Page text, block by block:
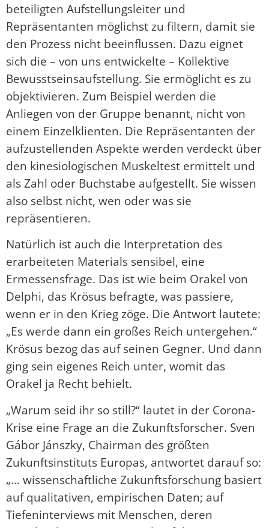
beteiligten Aufstellungsleiter und
Repräsentanten möglichst zu filtern, damit sie
den Prozess nicht beeinflussen. Dazu eignet
sich die – von uns entwickelte – Kollektive
Bewusstseinsaufstellung. Sie ermöglicht es zu
objektivieren. Zum Beispiel werden die
Anliegen von der Gruppe benannt, nicht von
einem Einzelklienten. Die Repräsentanten der
aufzustellenden Aspekte werden verdeckt über
den kinesiologischen Muskeltest ermittelt und
als Zahl oder Buchstabe aufgestellt. Sie wissen
also selbst nicht, wen oder was sie
repräsentieren.
Natürlich ist auch die Interpretation des
erarbeiteten Materials sensibel, eine
Ermessensfrage. Das ist wie beim Orakel von
Delphi, das Krösus befragte, was passiere,
wenn er in den Krieg zöge. Die Antwort lautete:
„Es werde dann ein großes Reich untergehen.“
Krösus bezog das auf seinen Gegner. Und dann
ging sein eigenes Reich unter, womit das
Orakel ja Recht behielt.
„Warum seid ihr so still?“ lautet in der Corona-
Krise eine Frage an die Zukunftsforscher. Sven
Gábor Jánszky, Chairman des größten
Zukunftsinstituts Europas, antwortet darauf so:
„… wissenschaftliche Zukunftsforschung basiert
auf qualitativen, empirischen Daten; auf
Tiefeninterviews mit Menschen, deren